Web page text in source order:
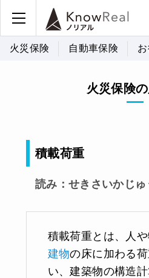
火災保険 自動車保険
火災保険
積載荷重
読み：せきさいかじゅ
積載荷重とは、人
建物の床に加わる
い、建築物の構造